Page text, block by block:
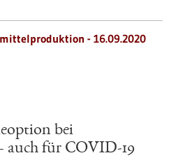
- 16.09.2020
bei
auch für COVID-19